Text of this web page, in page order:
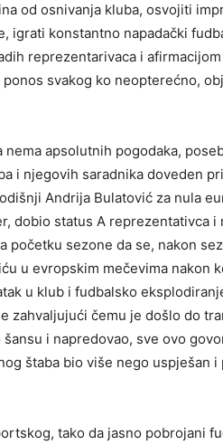
od osnivanja kluba, osvojiti
igrati konstantno napadački
reprezentarivaca i
svakog ko neopterećno,
apsolutnih pogodaka,
i njegovih saradnika doveden
Andrija Bulatović za nula
dobio status A reprezentativca i
početku sezone da se, nakon
u evropskim mečevima nakon
u klub i fudbalsko
zahvaljujući čemu je došlo do
i napredovao, sve ovo
štaba bio više nego uspješan i
tako da jasno pobrojani